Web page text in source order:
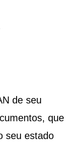
de seu
que
seu estado